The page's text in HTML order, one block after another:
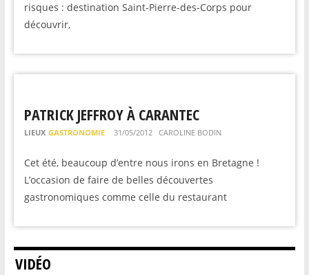
risques : destination Saint-Pierre-des-Corps pour
découvrir,
PATRICK JEFFROY À CARANTEC
LIEUX GASTRONOMIE 31/05/2012 CAROLINE BODIN
Cet été, beaucoup d’entre nous irons en Bretagne !
L’occasion de faire de belles découvertes
gastronomiques comme celle du restaurant
VIDÉO